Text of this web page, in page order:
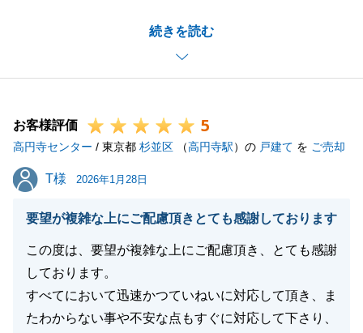
続きを読む
いつも快くご対応頂きましてありがとうございまし
た。K様の担当としてご購入のお手伝いに携わる事が
出来て大変嬉しく思っております。
是非ご連絡を頂戴できればと思っております。
私共々、今後とも弊社を末永くご愛顧賜りますよう、
お願い申し上げます。
閉じる
お客様評価 5
高円寺センター / 東京都 杉並区 （高円寺駅）の 戸建て を ご売却
T様
T様 2026年1月28日
要望が複雑な上にご配慮頂きとても感謝しております
この度は、要望が複雑な上にご配慮頂き、とても感謝
しております。
すべてにおいて迅速かつていねいに対応して頂き、ま
たわからない事や不安な点もすぐに対応して下さり、